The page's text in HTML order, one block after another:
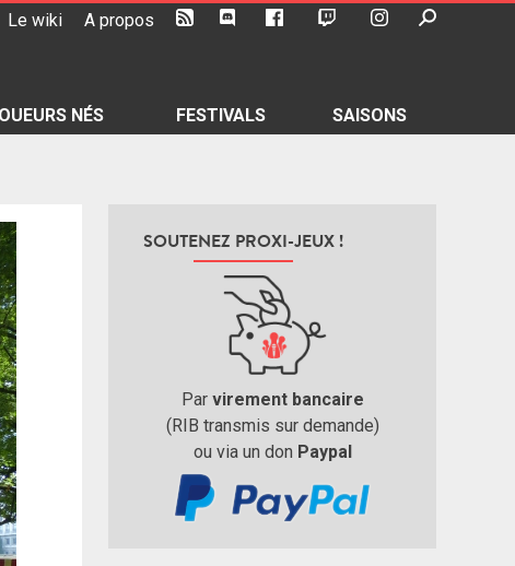
Le wiki A propos
NÉS FESTIVALS SAISONS
SOUTENEZ PROXI-JEUX !
Par virement bancaire
(RIB transmis sur demande)
ou via un don Paypal